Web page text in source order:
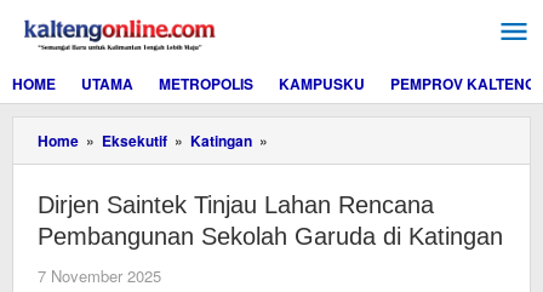
konten
HOME
UTAMA METROPOLIS KAMPUSKU PEMPROV KALTENG
Home » Eksekutif » Katingan »
Saintek
Lahan
Rencana
Pembangunan
Dirjen Saintek Tinjau Lahan Rencana
Pembangunan Sekolah Garuda di Katingan
7 November 2025